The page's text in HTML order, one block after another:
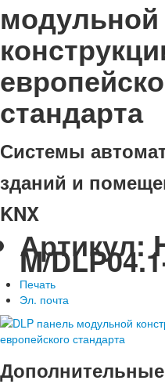
модульной
стандарта
Системы
зданий и
KNX
Артикул:
M/
Печать
Эл. почта
Дополнительные